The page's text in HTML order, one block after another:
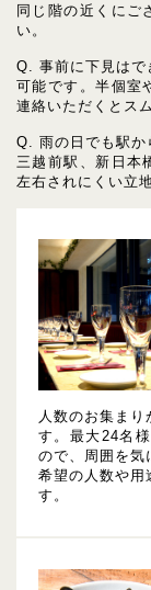
同じ階の近くにご
い。
Q. 事前に下見はで
可能です。半個室
連絡いただくとス
Q. 雨の日でも駅か
三越前駅、新日本
左右されにくい立
人数のお集ま
す。最大24名
ので、周囲を気
希望の人数や用
す。